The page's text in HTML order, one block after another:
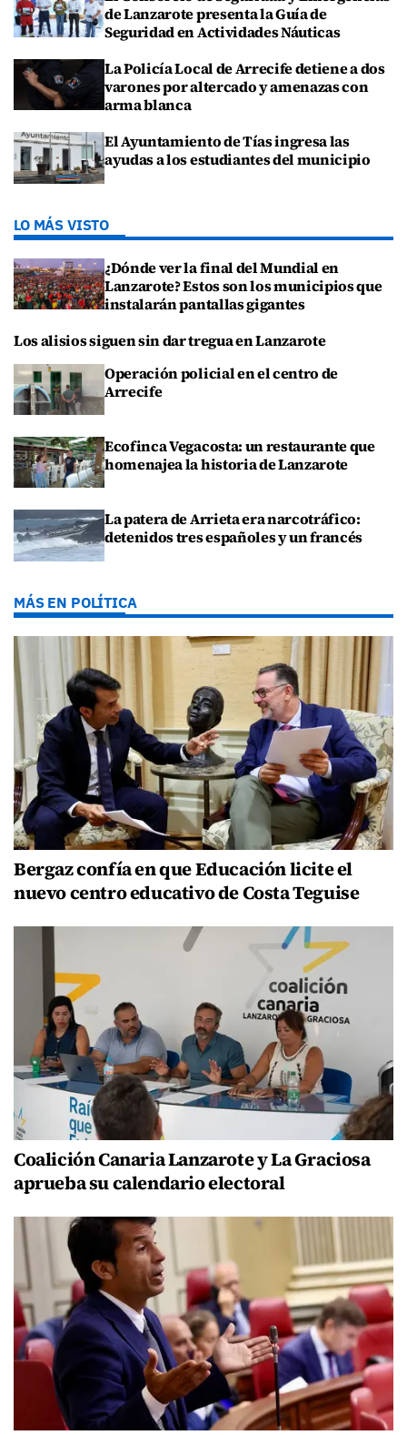
de Lanzarote presenta la Guía de
Seguridad en Actividades Náuticas
La Policía Local de Arrecife detiene a dos
varones por altercado y amenazas con
arma blanca
El Ayuntamiento de Tías ingresa las
ayudas a los estudiantes del municipio
LO MÁS VISTO
¿Dónde ver la final del Mundial en
Lanzarote? Estos son los municipios que
instalarán pantallas gigantes
Los alisios siguen sin dar tregua en Lanzarote
Operación policial en el centro de
Arrecife
Ecofinca Vegacosta: un restaurante que
homenajea la historia de Lanzarote
La patera de Arrieta era narcotráfico:
detenidos tres españoles y un francés
MÁS EN POLÍTICA
Bergaz confía en que Educación licite el
nuevo centro educativo de Costa Teguise
Coalición Canaria Lanzarote y La Graciosa
aprueba su calendario electoral